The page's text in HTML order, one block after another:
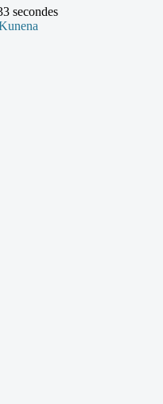
secondes